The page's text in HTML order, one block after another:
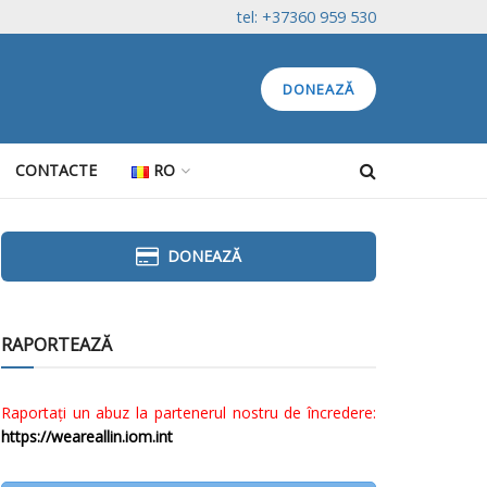
tel: +37360 959 530
DONEAZĂ
CONTACTE RO
DONEAZĂ
RAPORTEAZĂ
Raportați un abuz la partenerul nostru de încredere:
https://weareallin.iom.int